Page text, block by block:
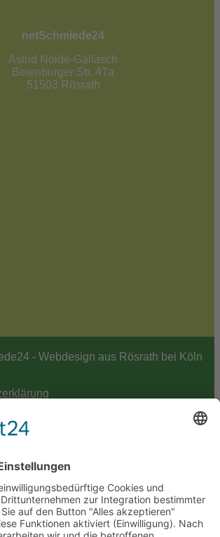
netSchmiede24
Astrid Nolde-Gallasch
Beienburger Str. 47a
51503 Rösrath
- Webdesign aus Rösrath bei Köln